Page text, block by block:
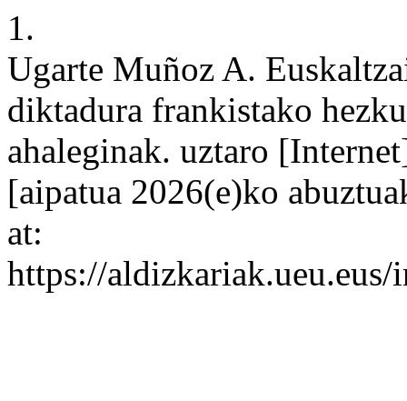
1.
Ugarte Muñoz A.
diktadura frankistako
ahaleginak. uztaro
[aipatua 2026(e)ko
at:
https://